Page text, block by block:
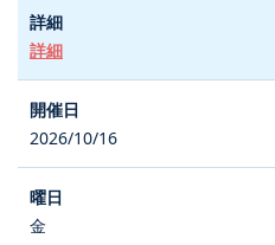
詳細
2026/10/16
金